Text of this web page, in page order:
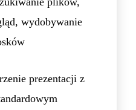
wydobywanie
prezentacji z